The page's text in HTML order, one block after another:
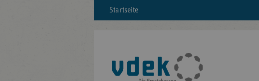
Startseite